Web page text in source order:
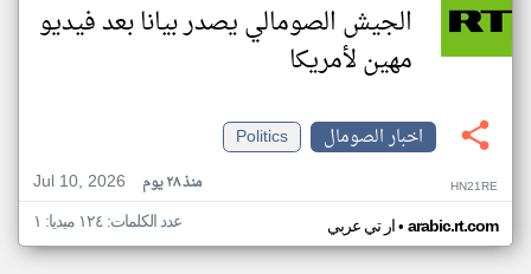
الجيش الصومالي يصدر بيانا بعد فيديو
مهين لأمريكا
اخبار الصومال
Politics
Jul 10, 2026
منذ ٢٨ يوم HN21RE
ار تي عربي• arabic.rt.com عدد الكلمات: ١٢٤ ميديا: ١